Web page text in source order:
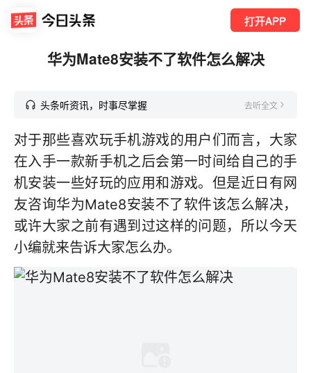
打开APP
华为Mate8安装不了软件怎么解决
头条听资讯，时事尽掌握 去听全文
对于那些喜欢玩手机游戏的用户们而言，大家
在入手一款新手机之后会第一时间给自己的手
机安装一些好玩的应用和游戏。但是近日有网
友咨询华为Mate8安装不了软件该怎么解决，
或许大家之前有遇到过这样的问题，所以今天
小编就来告诉大家怎么办。